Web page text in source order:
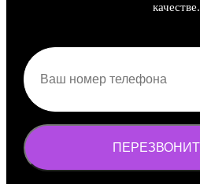
качестве.